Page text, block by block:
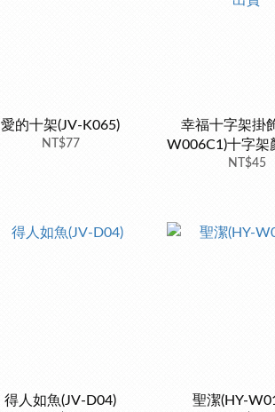
愛的十架(JV-K065)
NT$77
幸福十字架掛
W006C1)十字架
出貨
NT$45
得人如魚(JV-D04) 聖潔(HY-